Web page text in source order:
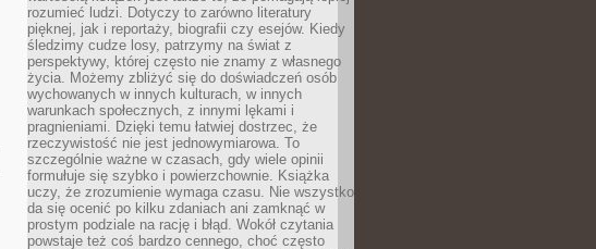
rozumieć ludzi. Dotyczy to zarówno literatury
pięknej, jak i reportaży, biografii czy esejów. Kiedy
śledzimy cudze losy, patrzymy na świat z
perspektywy, której często nie znamy z własnego
życia. Możemy zbliżyć się do doświadczeń osób
wychowanych w innych kulturach, w innych
warunkach społecznych, z innymi lękami i
pragnieniami. Dzięki temu łatwiej dostrzec, że
rzeczywistość nie jest jednowymiarowa. To
szczególnie ważne w czasach, gdy wiele opinii
formułuje się szybko i powierzchownie. Książka
uczy, że zrozumienie wymaga czasu. Nie wszystko
da się ocenić po kilku zdaniach ani zamknąć w
prostym podziale na rację i błąd. Wokół czytania
powstaje też coś bardzo cennego, choć często